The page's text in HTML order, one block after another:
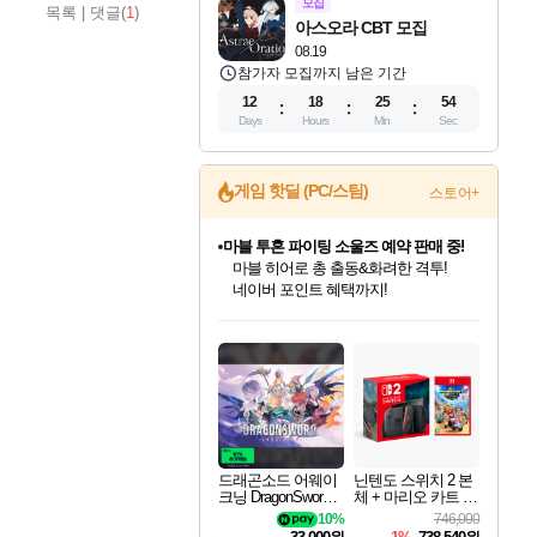
목록 댓글(1)
모집
08.19
아스오라 CBT 모집
참가자 모집까지 남은 기간
12
Days
18
Hours
25
Min
53
Sec
게임 핫딜 (PC/스팀) 스토어+
최대 90% 할인가를 만나보세요!
네이버혜택과 함께 만나보세요!
50%할인&추가 적립까지!
이니&베니 혜택까지!
네이버 혜택가와 함께 예약하세요!
할인&네이버혜택으로 만나보세요!
네이버페이 혜택과 만나보세요!
40주년 프로모션으로 만나보세요!
마블 투혼 파이팅 소울즈 예약 판매 중!
마블 히어로 총 출동&화려한 격투!
네이버 포인트 혜택까지!
할인가에 만나보세요!
일부 에디션 상시 할인!
혜택으로 예약 판매 중
편안하게 충전하세요
드래곤소드 어웨이
크닝 DragonSword A
10%
닌텐도 스위치 2 본
체 + 마리오 카트 월
746,000